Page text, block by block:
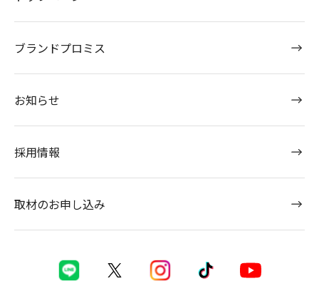
ブランドプロミス
お知らせ
採用情報
取材のお申し込み